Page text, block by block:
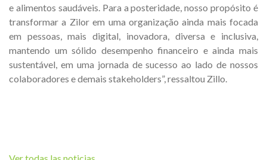
e alimentos saudáveis. Para a posteridade, nosso propósito é
transformar a Zilor em uma organização ainda mais focada
em pessoas, mais digital, inovadora, diversa e inclusiva,
mantendo um sólido desempenho financeiro e ainda mais
sustentável, em uma jornada de sucesso ao lado de nossos
colaboradores e demais stakeholders”, ressaltou Zillo.